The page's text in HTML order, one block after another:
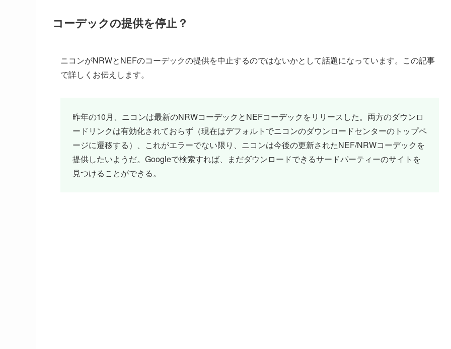
コーデックの提供を停止？
ニコンがNRWとNEFのコーデックの提供を中止するのではないかとして話題になっています。この記事
で詳しくお伝えします。
昨年の10月、ニコンは最新のNRWコーデックとNEFコーデックをリリースした。両方のダウンロ
ードリンクは有効化されておらず（現在はデフォルトでニコンのダウンロードセンターのトップペ
ージに遷移する）、これがエラーでない限り、ニコンは今後の更新されたNEF/NRWコーデックを
提供したいようだ。Googleで検索すれば、まだダウンロードできるサードパーティーのサイトを
見つけることができる。